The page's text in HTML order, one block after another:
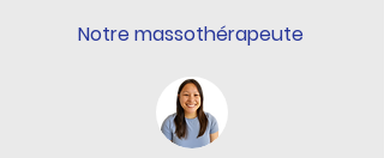
Notre massothérapeute